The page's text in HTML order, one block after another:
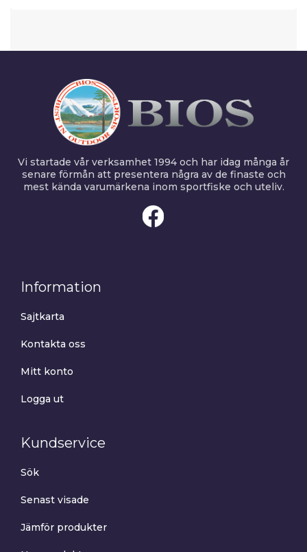
Vi startade vår verksamhet 1994 och har idag många år
senare förmån att presentera några av de finaste och
mest kända varumärkena inom sportfiske och uteliv.
Information
Sajtkarta
Kontakta oss
Mitt konto
Logga ut
Kundservice
Sök
Senast visade
Jämför produkter